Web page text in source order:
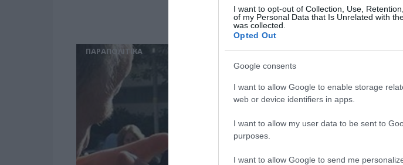
I want to opt-out of Collection, Use,
of my Personal Data that Is Unrelated with
was collected.
Opted Out
Google consents
I want to allow Google to enable storage
web or device identifiers in apps.
I want to allow my user data to be sent to
purposes.
I want to allow Google to send me
ΠΑΡΑΠΟΛΙΤΙΚΑ